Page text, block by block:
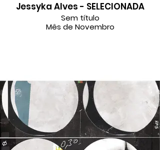
Jessyka Alves - SELECIONADA
Sem título
Mês de Novembro